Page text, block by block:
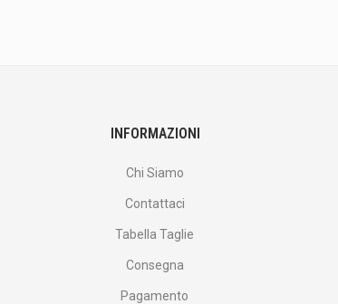
INFORMAZIONI
Chi Siamo
Contattaci
Tabella Taglie
Consegna
Pagamento